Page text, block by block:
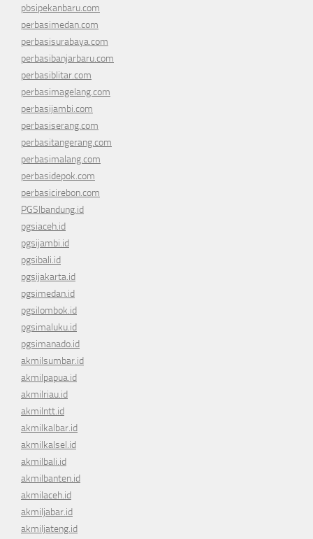
pbsipekanbaru.com
perbasimedan.com
perbasisurabaya.com
perbasibanjarbaru.com
perbasiblitar.com
perbasimagelang.com
perbasijambi.com
perbasiserang.com
perbasitangerang.com
perbasimalang.com
perbasidepok.com
perbasicirebon.com
PGSIbandung.id
pgsiaceh.id
pgsijambi.id
pgsibali.id
pgsijakarta.id
pgsimedan.id
pgsilombok.id
pgsimaluku.id
pgsimanado.id
akmilsumbar.id
akmilpapua.id
akmilriau.id
akmilntt.id
akmilkalbar.id
akmilkalsel.id
akmilbali.id
akmilbanten.id
akmilaceh.id
akmiljabar.id
akmiljateng.id